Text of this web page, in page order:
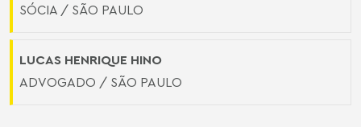
SÓCIA / SÃO PAULO
LUCAS HENRIQUE HINO
ADVOGADO / SÃO PAULO